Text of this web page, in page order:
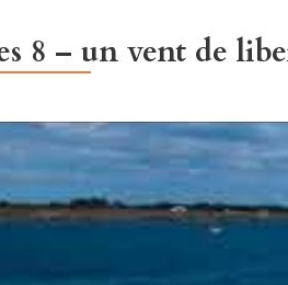
8 – un vent de